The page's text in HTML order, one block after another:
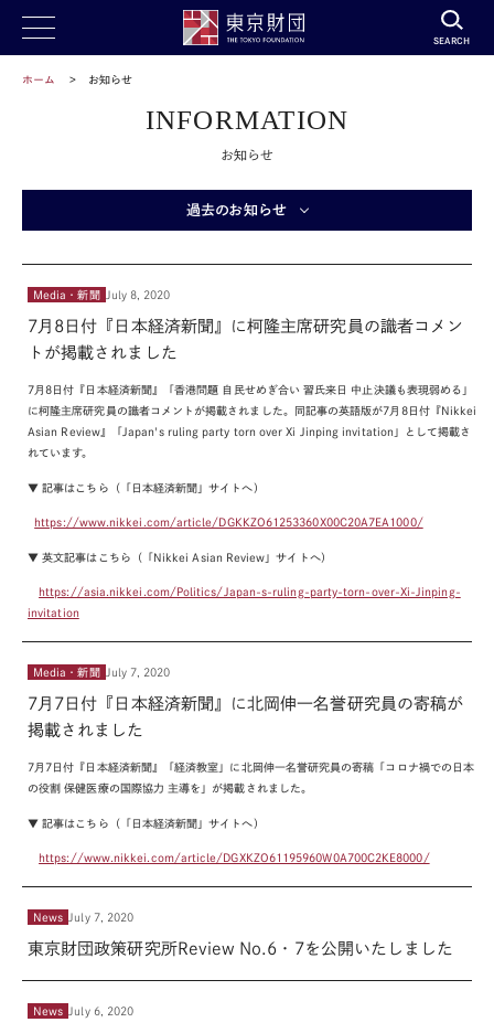
SEARCH
ホーム お知らせ
INFORMATION
お知らせ
過去のお知らせ
Media・新聞 July 8, 2020
7月8日付『日本経済新聞』に柯隆主席研究員の識者コメン
トが掲載されました
7 月8 日付『日本経済新聞』「香港問題 自民せめぎ合い 習氏来日 中止決議も表現弱める」
に柯隆主席研究員の識者コメントが掲載されました。同記事の英語版が7 月 8日付『Nikkei
Asian Review』「 Japan's ruling party torn over Xi Jinping invitation 」として掲載さ
れています。
▼ 記事はこちら（「日本経済新聞」サイトへ）
https://www.nikkei.com/article/DGKKZO61253360X00C20A7EA1000/
▼ 英文記事はこちら（「 Nikkei Asian Review 」サイトへ）
https://asia.nikkei.com/Politics/Japan-s-ruling-party-torn-over-Xi-Jinping-
invitation
Media・新聞 July 7, 2020
7月7日付『日本経済新聞』に北岡伸一名誉研究員の寄稿が
掲載されました
7 月 7 日付『日本経済新聞』「経済教室」に北岡伸一名誉研究員の寄稿「コロナ禍での日本
の役割 保健医療の国際協力 主導を」が掲載されました。
▼ 記事はこちら（「日本経済新聞」サイトへ）
https://www.nikkei.com/article/DGXKZO61195960W0A700C2KE8000/
News July 7, 2020
東京財団政策研究所Review No.6・7を公開いたしました
News July 6, 2020